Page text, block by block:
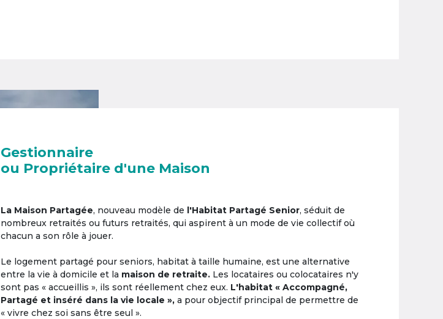
Gestionnaire
ou Propriétaire d'une Maison
La Maison Partagée, nouveau modèle de l'Habitat Partagé Senior, séduit de
nombreux retraités ou futurs retraités, qui aspirent à un mode de vie collectif où
chacun a son rôle à jouer.
Le logement partagé pour seniors, habitat à taille humaine, est une alternative
entre la vie à domicile et la maison de retraite. Les locataires ou colocataires n'y
sont pas « accueillis », ils sont réellement chez eux. L'habitat « Accompagné,
Partagé et inséré dans la vie locale », a pour objectif principal de permettre de
« vivre chez soi sans être seul ».